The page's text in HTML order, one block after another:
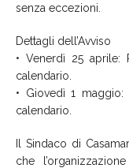
senza eccezioni.
Dettagli dell’Avviso
• Venerdì 25 aprile:
calendario.
• Giovedì 1
calendario.
Il Sindaco di
che